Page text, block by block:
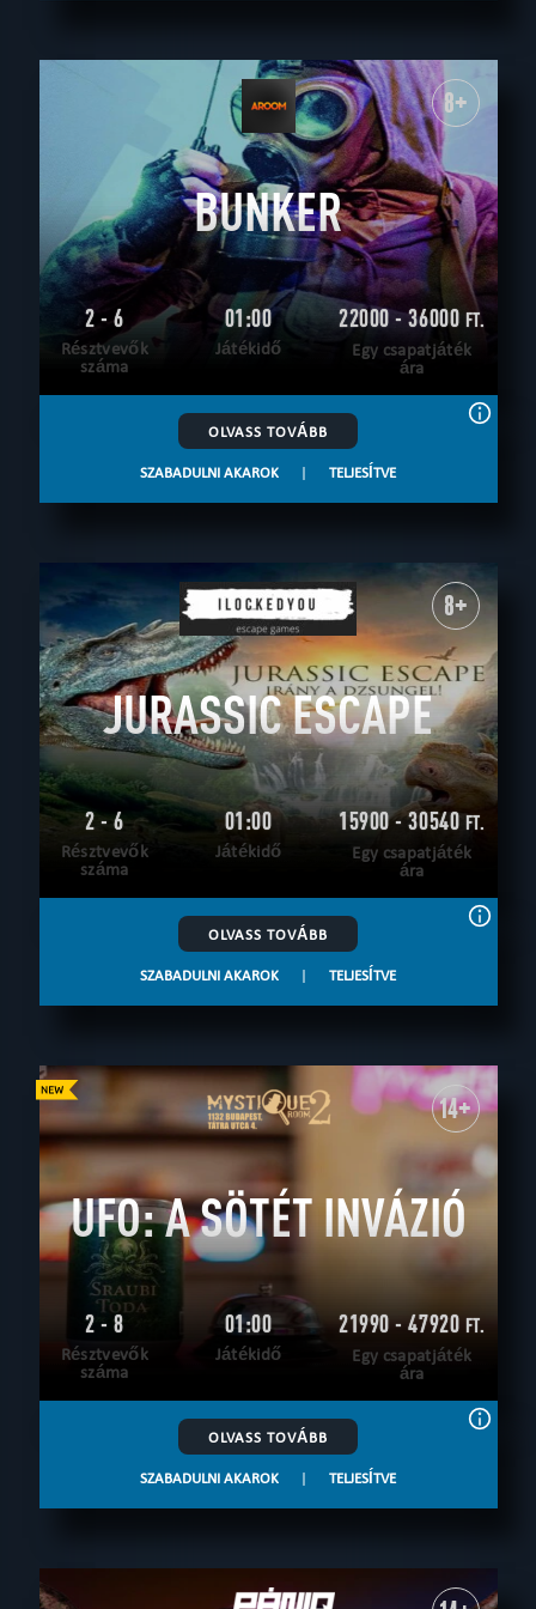
8+
BUNKER
2 - 6
Résztvevők
száma
01:00
Játékidő
22000 - 36000 FT.
Egy csapatjáték
ára
OLVASS TOVÁBB
SZABADULNI AKAROK | TELJESÍTVE
8+
JURASSIC ESCAPE
2 - 6
Résztvevők
száma
01:00
Játékidő
15900 - 30540FT.
Egy csapatjáték
ára
OLVASS TOVÁBB
SZABADULNI AKAROK | TELJESÍTVE
14+
UFO: A SÖTÉT INVÁZIÓ
2 - 8
Résztvevők
száma
01:00
Játékidő
21990 - 47920 FT.
Egy csapatjáték
ára
OLVASS TOVÁBB
SZABADULNI AKAROK | TELJESÍTVE